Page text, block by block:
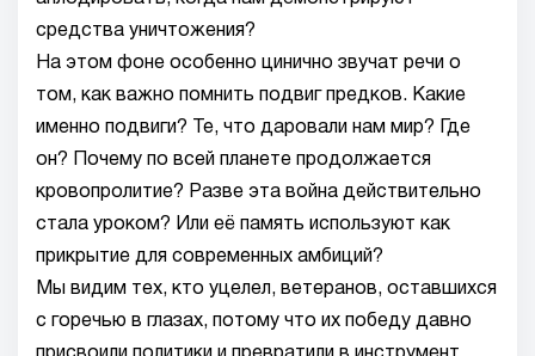
средства уничтожения?
На этом фоне особенно цинично звучат речи о
том, как важно помнить подвиг предков. Какие
именно подвиги? Те, что даровали нам мир? Где
он? Почему по всей планете продолжается
кровопролитие? Разве эта война действительно
стала уроком? Или её память используют как
прикрытие для современных амбиций?
Мы видим тех, кто уцелел, ветеранов, оставшихся
с горечью в глазах, потому что их победу давно